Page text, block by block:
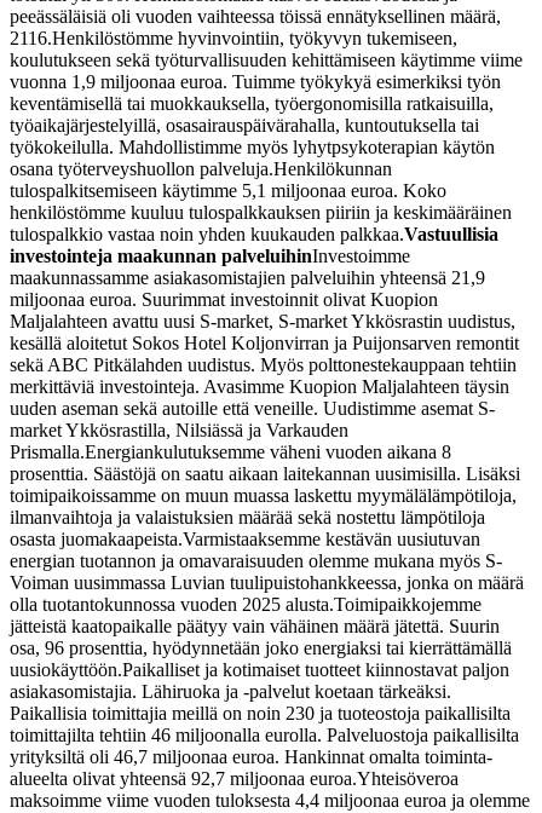
peeässäläisiä oli vuoden vaihteessa töissä ennätyksellinen määrä,
2116.Henkilöstömme hyvinvointiin, työkyvyn tukemiseen,
koulutukseen sekä työturvallisuuden kehittämiseen käytimme viime
vuonna 1,9 miljoonaa euroa. Tuimme työkykyä esimerkiksi työn
keventämisellä tai muokkauksella, työergonomisilla ratkaisuilla,
työaikajärjestelyillä, osasairauspäivärahalla, kuntoutuksella tai
työkokeilulla. Mahdollistimme myös lyhytpsykoterapian käytön
osana työterveyshuollon palveluja.Henkilökunnan
tulospalkitsemiseen käytimme 5,1 miljoonaa euroa. Koko
henkilöstömme kuuluu tulospalkkauksen piiriin ja keskimääräinen
tulospalkkio vastaa noin yhden kuukauden palkkaa.Vastuullisia
investointeja maakunnan palveluihinInvestoimme
maakunnassamme asiakasomistajien palveluihin yhteensä 21,9
miljoonaa euroa. Suurimmat investoinnit olivat Kuopion
Maljalahteen avattu uusi S-market, S-market Ykkösrastin uudistus,
kesällä aloitetut Sokos Hotel Koljonvirran ja Puijonsarven remontit
sekä ABC Pitkälahden uudistus. Myös polttonestekauppaan tehtiin
merkittäviä investointeja. Avasimme Kuopion Maljalahteen täysin
uuden aseman sekä autoille että veneille. Uudistimme asemat S-
market Ykkösrastilla, Nilsiässä ja Varkauden
Prismalla.Energiankulutuksemme väheni vuoden aikana 8
prosenttia. Säästöjä on saatu aikaan laitekannan uusimisilla. Lisäksi
toimipaikoissamme on muun muassa laskettu myymälälämpötiloja,
ilmanvaihtoja ja valaistuksien määrää sekä nostettu lämpötiloja
osasta juomakaapeista.Varmistaaksemme kestävän uusiutuvan
energian tuotannon ja omavaraisuuden olemme mukana myös S-
Voiman uusimmassa Luvian tuulipuistohankkeessa, jonka on määrä
olla tuotantokunnossa vuoden 2025 alusta.Toimipaikkojemme
jätteistä kaatopaikalle päätyy vain vähäinen määrä jätettä. Suurin
osa, 96 prosenttia, hyödynnetään joko energiaksi tai kierrättämällä
uusiokäyttöön.Paikalliset ja kotimaiset tuotteet kiinnostavat paljon
asiakasomistajia. Lähiruoka ja -palvelut koetaan tärkeäksi.
Paikallisia toimittajia meillä on noin 230 ja tuoteostoja paikallisilta
toimittajilta tehtiin 46 miljoonalla eurolla. Palveluostoja paikallisilta
yrityksiltä oli 46,7 miljoonaa euroa. Hankinnat omalta toiminta-
alueelta olivat yhteensä 92,7 miljoonaa euroa.Yhteisöveroa
maksoimme viime vuoden tuloksesta 4,4 miljoonaa euroa ja olemme